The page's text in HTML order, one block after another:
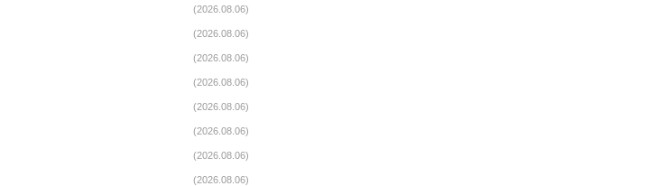
(2026.08.06)
(2026.08.06)
(2026.08.06)
(2026.08.06)
(2026.08.06)
(2026.08.06)
(2026.08.06)
(2026.08.06)